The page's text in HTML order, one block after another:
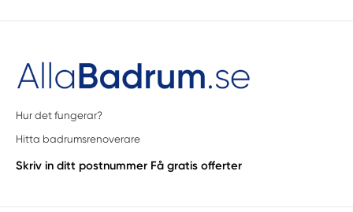
Hur det fungerar?
Hitta badrumsrenoverare
Skriv in ditt postnummer Få gratis offerter